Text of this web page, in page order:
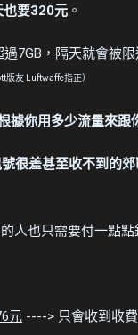
也要320元 。
7GB，隔天就會被
版友 Luftwaffe指正）
據你用多少流量來跟
很差甚至收不到的
人也只需要付一點點
元 ----> 只會收到收